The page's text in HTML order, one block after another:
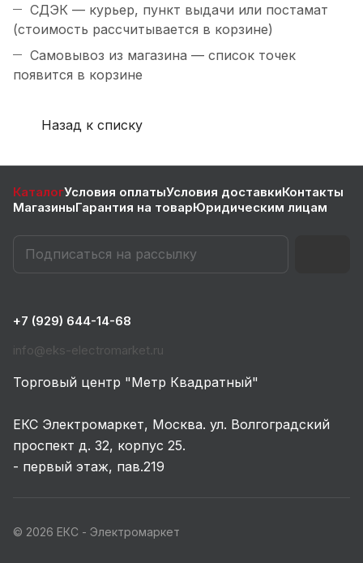
СДЭК — курьер, пункт выдачи или постамат
(стоимость рассчитывается в корзине)
Самовывоз из магазина — список точек
появится в корзине
Назад к списку
КаталогУсловия оплатыУсловия доставкиКонтакты
МагазиныГарантия на товарЮридическим лицам
+7 (929) 644-14-68
info@eks-electromarket.ru
Торговый центр "Метр Квадратный"
ЕКС Электромаркет, Москва. ул. Волгоградский
проспект д. 32, корпус 25.
- первый этаж, пав.219
© 2026 ЕКС - Электромаркет